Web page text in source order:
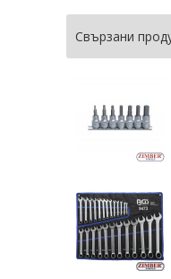
Свързани